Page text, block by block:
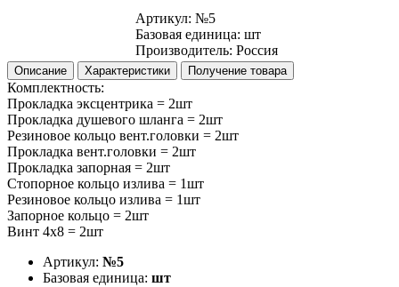
Артикул: №5
Базовая единица: шт
Производитель: Россия
Описание Характеристики Получение товара
Комплектность:
Прокладка эксцентрика = 2шт
Прокладка душевого шланга = 2шт
Резиновое кольцо вент.головки = 2шт
Прокладка вент.головки = 2шт
Прокладка запорная = 2шт
Стопорное кольцо излива = 1шт
Резиновое кольцо излива = 1шт
Запорное кольцо = 2шт
Винт 4х8 = 2шт
Артикул: №5
Базовая единица: шт